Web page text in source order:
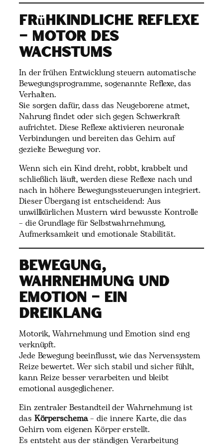
Frühkindliche Reflexe
– Motor des
Wachstums
In der frühen Entwicklung steuern automatische
Bewegungsprogramme, sogenannte Reflexe, das
Verhalten.
Sie sorgen dafür, dass das Neugeborene atmet,
Nahrung findet oder sich gegen Schwerkraft
aufrichtet. Diese Reflexe aktivieren neuronale
Verbindungen und bereiten das Gehirn auf
gezielte Bewegung vor.
Wenn sich ein Kind dreht, robbt, krabbelt und
schließlich läuft, werden diese Reflexe nach und
nach in höhere Bewegungssteuerungen integriert.
Dieser Übergang ist entscheidend: Aus
unwillkürlichen Mustern wird bewusste Kontrolle
– die Grundlage für Selbstwahrnehmung,
Aufmerksamkeit und emotionale Stabilität.
Bewegung,
Wahrnehmung und
Emotion – ein
Dreiklang
Motorik, Wahrnehmung und Emotion sind eng
verknüpft.
Jede Bewegung beeinflusst, wie das Nervensystem
Reize bewertet. Wer sich stabil und sicher fühlt,
kann Reize besser verarbeiten und bleibt
emotional ausgeglichener.
Ein zentraler Bestandteil der Wahrnehmung ist
das Körperschema– die innere Karte, die das
Gehirn vom eigenen Körper erstellt.
Es entsteht aus der ständigen Verarbeitung